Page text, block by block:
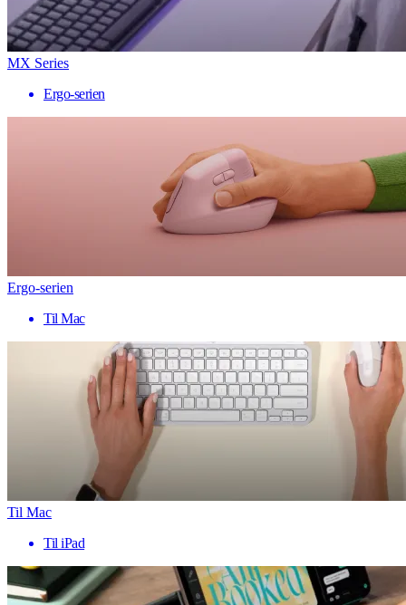
MX Series
Ergo-serien
Ergo-serien
Til Mac
Til Mac
Til iPad